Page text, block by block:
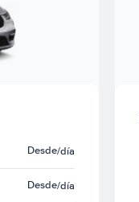
Desde/día
Desde/día